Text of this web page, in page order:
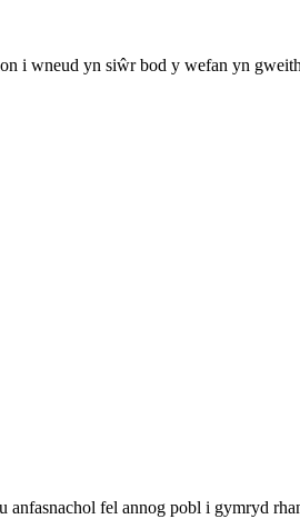
i wneud yn siŵr bod y wefan yn
anfasnachol fel annog pobl i gymryd